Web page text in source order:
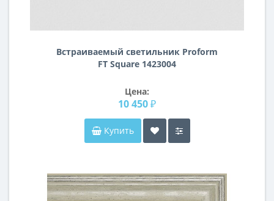
Встраиваемый светильник Proform
FT Square 1423004
Цена:
10 450 ₽
Купить